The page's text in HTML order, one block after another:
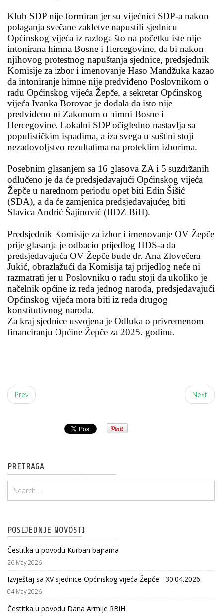
Klub SDP nije formiran jer su vijećnici SDP-a nakon
polaganja svečane zakletve napustili sjednicu
Općinskog vijeća iz razloga što na početku iste nije
intonirana himna Bosne i Hercegovine, da bi nakon
njihovog protestnog napuštanja sjednice, predsjednik
Komisije za izbor i imenovanje Haso Mandžuka kazao
da intoniranje himne nije predviđeno Poslovnikom o
radu Općinskog vijeća Žepče, a sekretar Općinskog
vijeća Ivanka Borovac je dodala da isto nije
predviđeno ni Zakonom o himni Bosne i
Hercegovine. Lokalni SDP očigledno nastavlja sa
populističkim ispadima, a iza svega u suštini stoji
nezadovoljstvo rezultatima na proteklim izborima.
Posebnim glasanjem sa 16 glasova ZA i 5 suzdržanih
odlučeno je da će predsjedavajući Općinskog vijeća
Žepče u narednom periodu opet biti Edin Šišić
(SDA), a da će zamjenica predsjedavajućeg biti
Slavica Andrić Šajinović (HDZ BiH).
Predsjednik Komisije za izbor i imenovanje OV Žepče
prije glasanja je odbacio prijedlog HDS-a da
predsjedavajuća OV Žepče bude dr. Ana Zlovečera
Jukić, obrazlažući da Komisija taj prijedlog neće ni
razmatrati jer u Poslovniku o radu stoji da ukoliko je
načelnik općine iz reda jednog naroda, predsjedavajući
Općinskog vijeća mora biti iz reda drugog
konstitutivnog naroda.
Za kraj sjednice usvojena je Odluka o privremenom
financiranju Općine Žepče za 2025. godinu.
Prev Next
PRETRAGA
POSLJEDNJE NOVOSTI
Čestitka u povodu Kurban bajrama
26 May 2026
Izvještaj sa XV sjednice Općinskog vijeća Žepče - 30.04.2026.
04 May 2026
Čestitka u povodu Dana Armije RBiH